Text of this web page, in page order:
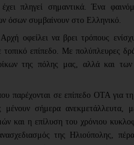
πληγεί σημαντικά. Ένα
όσων συμβαίνουν στο Ελληνικό.
οφείλει να βρει τρόπους
επίπεδο. Με πολύπλευρες
της πόλης μας, αλλά και
παρέχονται σε επίπεδο ΟΤΑ για
μένουν σήμερα ανεκμετάλλευτα,
και η επίλυση του χρόνιου
της Ηλιούπολης,